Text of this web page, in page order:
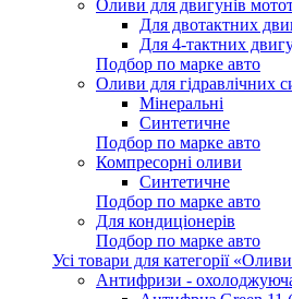
Оливи для двигунів
Для двотактних
Для 4-тактних
Подбор по марке авто
Оливи для гідравлічних
Мінеральні
Синтетичне
Подбор по марке авто
Компресорні оливи
Синтетичне
Подбор по марке авто
Для кондиціонерів
Подбор по марке авто
Усі товари для категорії
Антифризи -